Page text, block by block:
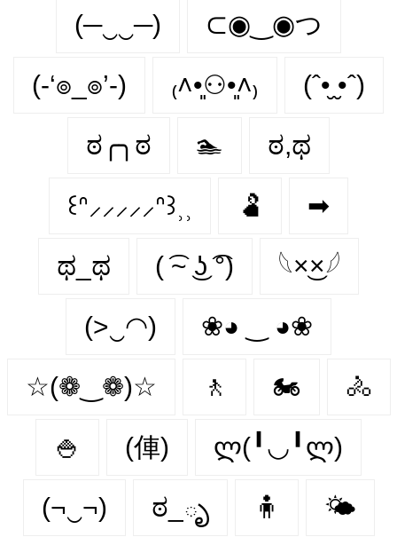
(─‿‿─) ⊂◉‿◉つ
(-‘๏_๏’-) ₍˄•͈⚇•͈˄₎ (ˆ•̮ ̮•ˆ)
ಠ╭╮ಠ 🏊 ಠ,ಥ
꒰ᐢ⸝⸝⸝⸝⸝ᐢ꒱⸒⸒ 🫃 ➡
ಥ_ಥ ( ͡~ ͜ʖ ͡°) 𓆩×͜×𓆪
(>‿◠) ❀◕ ‿ ◕❀
☆(❁‿❁)☆ 🚶 🏍️ 🚴
🍚 (俥) ლ(╹◡╹ლ)
(¬‿¬) ಠ_ృ 🧍 🌤️